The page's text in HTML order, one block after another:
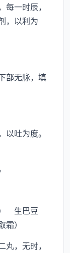
一时辰，
，以利为
部无脉，填
吐为度。
生巴豆
）
，无时，